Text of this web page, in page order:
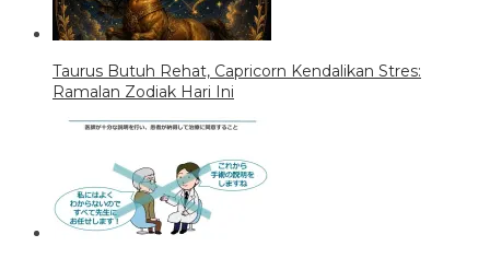
Taurus Butuh Rehat, Capricorn Kendalikan Stres:
Ramalan Zodiak Hari Ini